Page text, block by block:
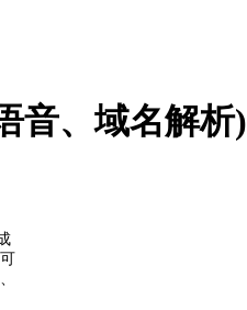
音、域名解析)